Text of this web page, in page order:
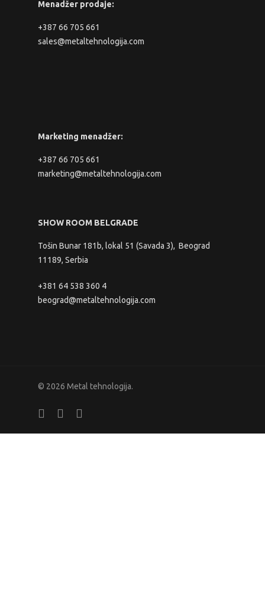
Menadžer prodaje:
+387 66 705 661
sales@metaltehnologija.com
Marketing menadžer:
+387 66 705 661
marketing@metaltehnologija.com
SHOW ROOM BELGRADE
Tošin Bunar 181b, lokal 51 (Savada 3), Beograd
11189, Serbia
+381 64 538 360 4
beograd@metaltehnologija.com
© 2026 Metal tehnologija.